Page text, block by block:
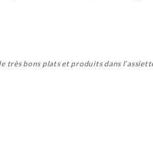
bons plats et produits dans